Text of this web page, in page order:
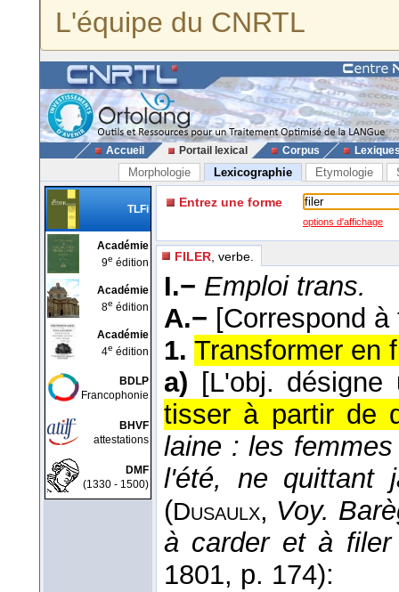
L'équipe du CNRTL
Accueil Portail lexical Corpus
Morphologie Lexicographie Etymologie
TLFi
Académie
9e édition
Académie
8e édition
Académie
4e édition
BDLP
Francophonie
BHVF
attestations
DMF
(1330 - 1500)
Entrez une forme
options d'affichage
FILER , verbe.
I.− Emploi trans.
A.− [Correspond à
1. Transformer en
a) [L'obj.
tisser à partir de
laine : les
l'été, ne quittant
(Dusaulx, Voy.
à carder et à
1801, p. 174):